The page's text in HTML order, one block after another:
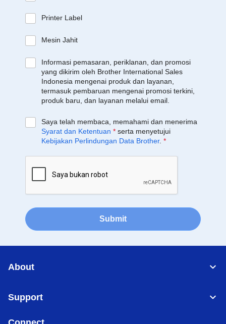
Printer Label
Mesin Jahit
Informasi pemasaran, periklanan, dan promosi
yang dikirim oleh Brother International Sales
Indonesia mengenai produk dan layanan,
termasuk pembaruan mengenai promosi terkini,
produk baru, dan layanan melalui email.
Saya telah membaca, memahami dan menerima
Syarat dan Ketentuan * serta menyetujui
Kebijakan Perlindungan Data Brother. *
Submit
About
Support